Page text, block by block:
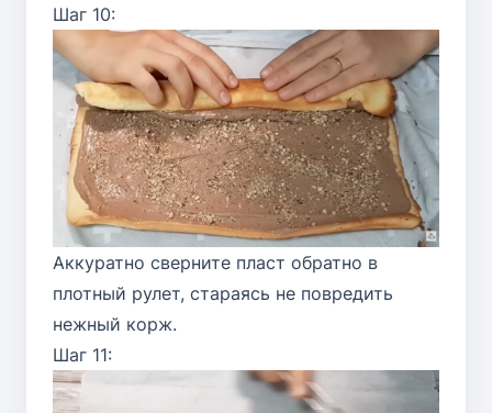
Шаг 10:
Аккуратно сверните пласт обратно в
плотный рулет, стараясь не повредить
нежный корж.
Шаг 11: